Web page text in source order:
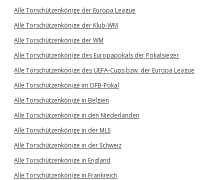
Alle Torschützenkönige der Europa League
Alle Torschützenkönige der Klub-WM
Alle Torschützenkönige der WM
Alle Torschützenkönige des Europapokals der Pokalsieger
Alle Torschützenkönige des UEFA-Cups bzw. der Europa League
Alle Torschützenkönige im DFB-Pokal
Alle Torschützenkönige in Belgien
Alle Torschützenkönige in den Niederlanden
Alle Torschützenkönige in der MLS
Alle Torschützenkönige in der Schweiz
Alle Torschützenkönige in England
Alle Torschützenkönige in Frankreich